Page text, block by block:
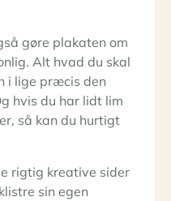
gøre plakaten om
Alt hvad du skal
i lige præcis den
hvis du har lidt lim
så kan du hurtigt
rigtig kreative sider
sin egen